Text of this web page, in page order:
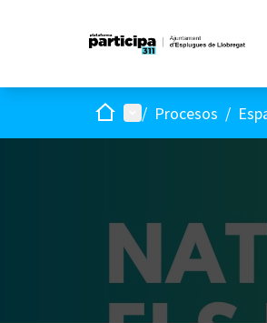
InicioMenú principal
/ Procesos /